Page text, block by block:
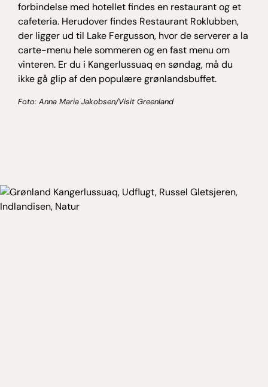
forbindelse med hotellet findes en restaurant og et
cafeteria. Herudover findes Restaurant Roklubben,
der ligger ud til Lake Fergusson, hvor de serverer a la
carte-menu hele sommeren og en fast menu om
vinteren. Er du i Kangerlussuaq en søndag, må du
ikke gå glip af den populære grønlandsbuffet.
Foto: Anna Maria Jakobsen/Visit Greenland